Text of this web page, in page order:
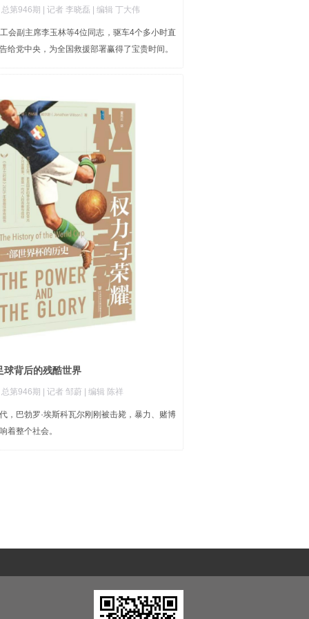
总第946期 | 记者 李晓磊 | 编辑 丁大伟
会副主席李玉林等4位同志，驱车4个多小时直
给党中央，为全国救援部署赢得了宝贵时间。
球背后的残酷世界
总第946期 | 记者 邹蔚 | 编辑 陈祥
，巴勃罗·埃斯科瓦尔刚刚被击毙，暴力、赌博
着整个社会。